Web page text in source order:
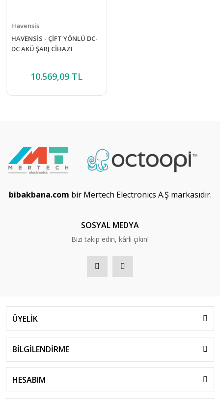
Havensis
HAVENSİS - ÇİFT YÖNLÜ DC-
DC AKÜ ŞARJ CİHAZI
10.569,09 TL
bibakbana.com bir Mertech Electronics A.Ş markasıdır.
SOSYAL MEDYA
Bizi takip edin, kârlı çıkın!
ÜYELİK
BİLGİLENDİRME
HESABIM